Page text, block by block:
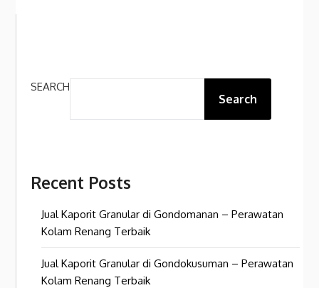
SEARCH
Search
Recent Posts
Jual Kaporit Granular di Gondomanan – Perawatan
Kolam Renang Terbaik
Jual Kaporit Granular di Gondokusuman – Perawatan
Kolam Renang Terbaik